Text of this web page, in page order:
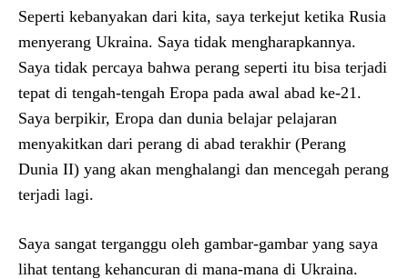
Seperti kebanyakan dari kita, saya terkejut ketika Rusia
menyerang Ukraina. Saya tidak mengharapkannya.
Saya tidak percaya bahwa perang seperti itu bisa terjadi
tepat di tengah-tengah Eropa pada awal abad ke-21.
Saya berpikir, Eropa dan dunia belajar pelajaran
menyakitkan dari perang di abad terakhir (Perang
Dunia II) yang akan menghalangi dan mencegah perang
terjadi lagi.
Saya sangat terganggu oleh gambar-gambar yang saya
lihat tentang kehancuran di mana-mana di Ukraina.